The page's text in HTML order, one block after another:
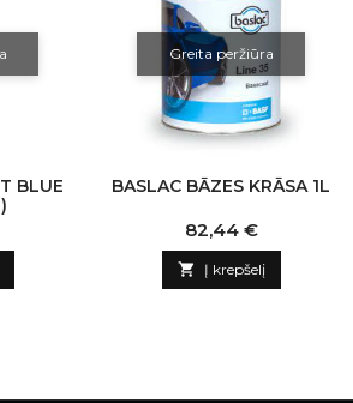
BLUE
Greita peržiūra
BASLAC BĀZES KRĀSA 1L
Kaina
82,44 €
 Į krepšelį